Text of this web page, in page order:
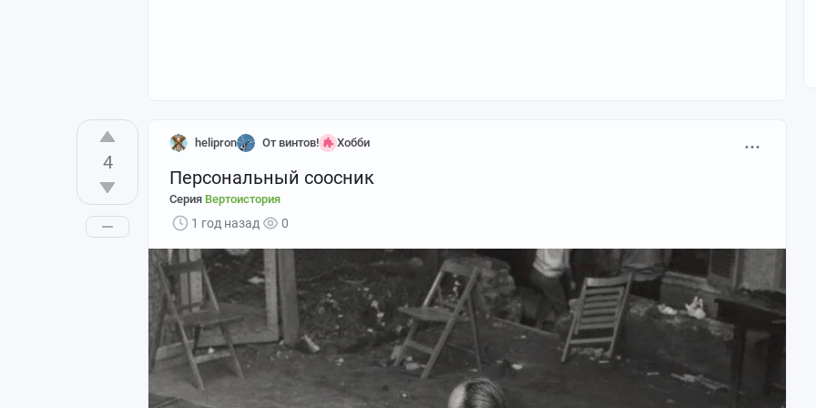
4
helipron От винтов! Хобби
Персональный соосник
Серия Вертоистория
1 год назад 0